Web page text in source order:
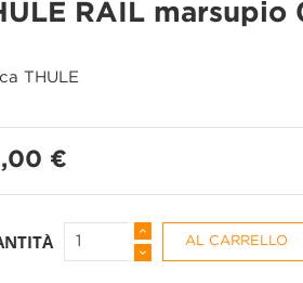
A 3/4 CALZINI
RAIL marsupio
THULE
€
AL CARRELLO